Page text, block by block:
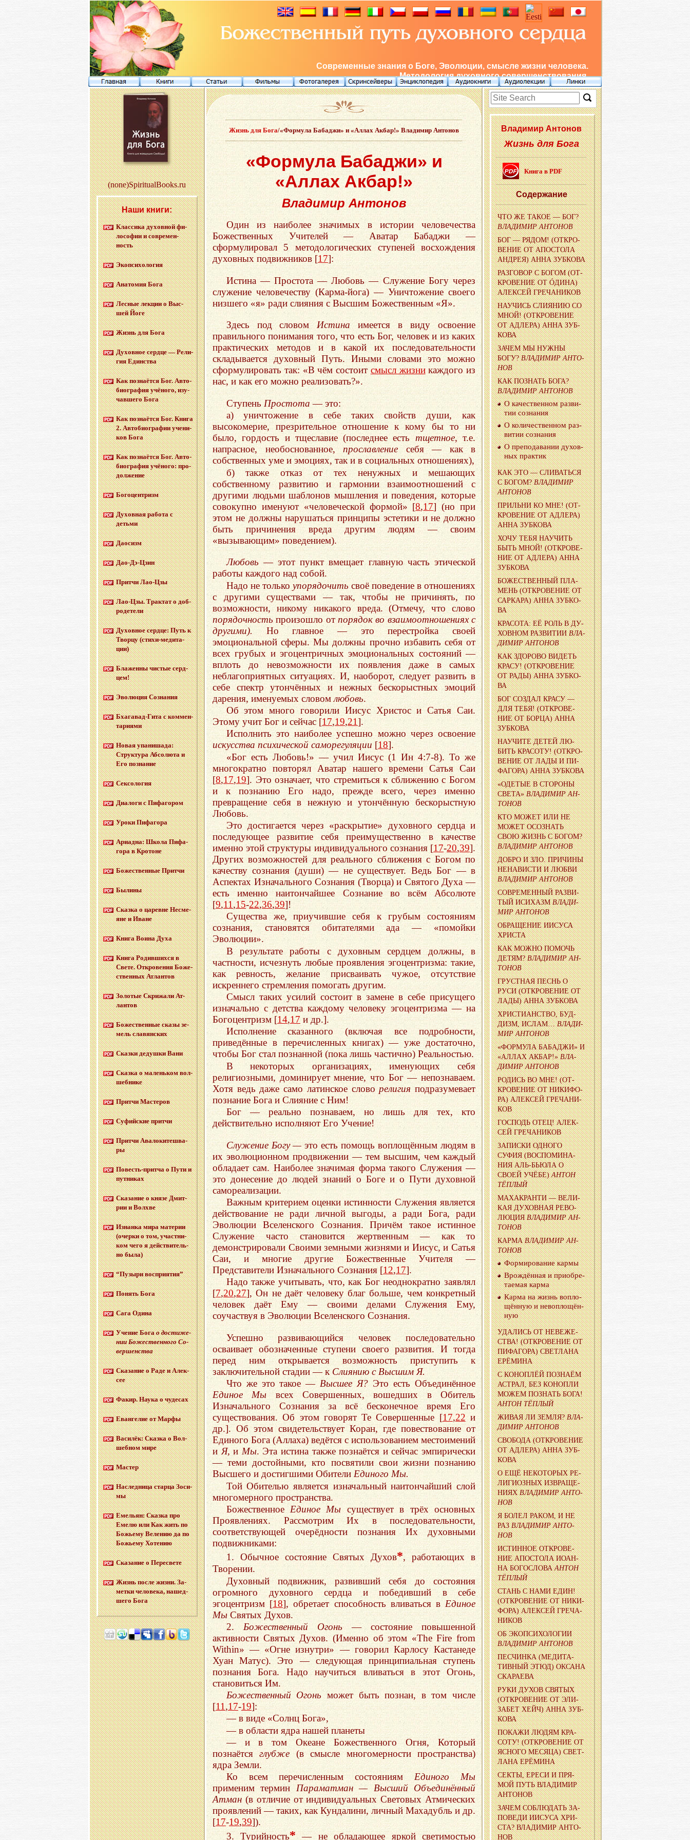
Современные знания о Боге, Эволюции, смысле жизни человека.
Методология духовного совершенствования.
Жизнь для Бога/«Формула Бабаджи» и «Аллах Акбар!» Владимир Антонов
«Формула Бабаджи» и
«Аллах Акбар!»
Владимир Антонов
Один из наиболее значимых в истории человечества
Божественных Учителей — Аватар Бабаджи —
сформулировал 5 методологических ступеней восхождения
духовных подвижников [17]:
Истина — Простота — Любовь — Служение Богу через
служение человечеству (Карма-йога) — Уничтожение своего
низшего «я» ради слияния с Высшим Божественным «Я».
Здесь под словомИстинаимеется в виду освоение
правильного понимания того, что есть Бог, человек и из каких
практических методов и в какой их последовательности
складывается духовный Путь. Иными словами это можно
сформулировать так: «В чём состоитсмысл жизникаждого из
нас, и как его можно реализовать?».
Ступень Простота— это:
а) уничтожение в себе таких свойств души, как
высокомерие, презрительное отношение к кому бы то ни
было, гордость и тщеславие (последнее естьтщетное, т.е.
напрасное, необоснованное,прославлениесебя — как в
собственных уме и эмоциях, так и в социальных отношениях),
б) также отказ от тех ненужных и мешающих
собственному развитию и гармонии взаимоотношений с
другими людьми шаблонов мышления и поведения, которые
совокупно именуют «человеческой формой» [8,17] (но при
этом не должны нарушаться принципы эстетики и не должно
быть причинения вреда другим людям — своим
«вызывающим» поведением).
Любовь— этот пункт вмещает главную часть этической
работы каждого над собой.
Надо не толькоупорядочитьсвоё поведение в отношениях
с другими существами — так, чтобы не причинять, по
возможности, никому никакого вреда. (Отмечу, что слово
порядочностьпроизошло отпорядок во взаимоотношениях с
другими).Но главное — это перестройка своей
эмоциональной сферы. Мы должны прочно избавить себя от
всех грубых и эгоцентричных эмоциональных состояний —
вплоть до невозможности их появления даже в самых
неблагоприятных ситуациях. И, наоборот, следует развить в
себе спектр утончённых и нежных бескорыстных эмоций
дарения, именуемых словомлюбовь.
Об этом много говорили Иисус Христос и Сатья Саи.
Этому учит Бог и сейчас [17,19,21].
Исполнить это наиболее успешно можно через освоение
искусства психической саморегуляции[18].
«Бог есть Любовь!» — учил Иисус (1 Ин 4:7-8). То же
многократно повторял Аватар нашего времени Сатья Саи
[8,17,19]. Это означает, что стремиться к сближению с Богом
и к познанию Его надо, прежде всего, через именно
превращение себя в нежную и утончённую бескорыстную
Любовь.
Это достигается через «раскрытие» духовного сердца и
последующее развитие себя преимущественно в качестве
именно этой структуры индивидуального сознания [17-20,39].
Других возможностей для реального сближения с Богом по
качеству сознания (души) — не существует. Ведь Бог — в
Аспектах Изначального Сознания (Творца) и Святого Духа —
есть именно наитончайшее Сознание во всём Абсолюте
[9,11,15-22,36,39]!
Существа же, приучившие себя к грубым состояниям
сознания, становятся обитателями ада — «помойки
Эволюции».
В результате работы с духовным сердцем должны, в
частности, исчезнуть любые проявления эгоцентризма: такие,
как ревность, желание присваивать чужое, отсутствие
искреннего стремления помогать другим.
Смысл таких усилий состоит в замене в себе присущего
изначально с детства каждому человеку эгоцентризма — на
Богоцентризм [14,17и др.].
Исполнение сказанного (включая все подробности,
приведённые в перечисленных книгах) — уже достаточно,
чтобы Бог стал познанной (пока лишь частично) Реальностью.
В некоторых организациях, именующих себя
религиозными, доминирует мнение, что Бог — непознаваем.
Хотя ведь даже само латинское словорелигияподразумевает
познание Бога и Слияние с Ним!
Бог — реально познаваем, но лишь для тех, кто
действительно исполняют Его Учение!
Служение Богу —это есть помощь воплощённым людям в
их эволюционном продвижении — тем высшим, чем каждый
обладает сам. Наиболее значимая форма такого Служения —
это донесение до людей знаний о Боге и о Пути духовной
самореализации.
Важным критерием оценки истинности Служения является
действование не ради личной выгоды, а ради Бога, ради
Эволюции Вселенского Сознания. Причём такое истинное
Служение часто становится жертвенным — как то
демонстрировали Своими земными жизнями и Иисус, и Сатья
Саи, и многие другие Божественные Учителя —
Представители Изначального Сознания [12,17].
Надо также учитывать, что, как Бог неоднократно заявлял
[7,20,27], Он не даёт человеку благ больше, чем конкретный
человек даёт Ему — своими делами Служения Ему,
соучаствуя в Эволюции Вселенского Сознания.
Успешно развивающийся человек последовательно
осваивает обозначенные ступени своего развития. И тогда
перед ним открывается возможность приступить к
заключительной стадии — к Слиянию с Высшим Я.
Что же это такое — Высшее Я?Это есть Объединённое
Единое Мывсех Совершенных, вошедших в Обитель
Изначального Сознания за всё бесконечное время Его
существования. Об этом говорят Те Совершенные [17,22и
др.]. Об этом свидетельствует Коран, где повествование от
Единого Бога (Аллаха) ведётся с использованием местоимений
и Я,и Мы. Эта истина также познаётся и сейчас эмпирически
— теми достойными, кто посвятили свои жизни познанию
Высшего и достигшими Обители Единого Мы.
Той Обителью является изначальный наитончайший слой
многомерного пространства.
БожественноеЕдиное Мысуществует в трёх основных
Проявлениях. Рассмотрим Их в последовательности,
соответствующей очерёдности познания Их духовными
подвижниками:
1. Обычное состояние Святых Духов*, работающих в
Творении.
Духовный подвижник, развивший себя до состояния
огромного духовного сердца и победивший в себе
эгоцентризм [18], обретает способность вливаться вЕдиное
МыСвятых Духов.
2. Божественный Огонь— состояние повышенной
активности Святых Духов. (Именно об этом «The Fire from
Within» — «Огне изнутри» — говорил Карлосу Кастанеде
Хуан Матус). Это — следующая принципиальная ступень
познания Бога. Надо научиться вливаться в этот Огонь,
становиться Им.
Божественный Огонь может быть познан, в том числе
[11,17-19]:
— в виде «Солнц Бога»,
— в области ядра нашей планеты
— и в том Океане Божественного Огня, Который
познаётсяглубже(в смысле многомерности пространства)
ядра Земли.
Ко всем перечисленным состояниямЕдиного Мы
применим терминПараматман — Высший Объединённый
Атман (в отличие от индивидуальных Световых Атмических
проявлений — таких, как Кундалини, личный Махадубль и др.
[17-19,39]).
3. Турийность*— не обладающее яркой светимостью
Вла­ди­мир Ан­то­нов
Жизнь для Бога
Книга в PDF
Со­дер­жа­ние
ЧТО ЖЕ ТАКОЕ — БОГ?
ВЛА­ДИ­МИР АН­ТО­НОВ
БОГ — РЯДОМ! (ОТ­КРО­
ВЕ­НИЕ ОТ АПО­СТО­ЛА
АН­ДРЕЯ) АННА ЗУБ­КО­ВА
РАЗ­ГО­ВОР С БОГОМ (ОТ­
КРО­ВЕ­НИЕ ОТ ÓДИНА)
АЛЕК­СЕЙ ГРЕ­ЧА­НИ­КОВ
НА­УЧИСЬ СЛИ­Я­НИЮ СО
МНОЙ! (ОТ­КРО­ВЕ­НИЕ
ОТ АД­ЛЕ­РА) АННА ЗУБ­
КО­ВА
ЗАЧЕМ МЫ НУЖНЫ
БОГУ?ВЛА­ДИ­МИР АН­ТО­
НОВ
КАК ПО­ЗНАТЬ БОГА?
ВЛА­ДИ­МИР АН­ТО­НОВ
О ка­че­ствен­ном раз­ви­
тии со­зна­ния
О ко­ли­че­ствен­ном раз­
ви­тии со­зна­ния
О пре­по­да­ва­нии ду­хов­
ных прак­тик
КАК ЭТО — СЛИ­ВАТЬ­СЯ
С БОГОМ?ВЛА­ДИ­МИР
АН­ТО­НОВ
ПРИ­ЛЬНИ КО МНЕ! (ОТ­
КРО­ВЕ­НИЕ ОТ АД­ЛЕ­РА)
АННА ЗУБ­КО­ВА
ХОЧУ ТЕБЯ НА­УЧИТЬ
БЫТЬ МНОЙ! (ОТ­КРО­ВЕ­
НИЕ ОТ АД­ЛЕ­РА) АННА
ЗУБ­КО­ВА
БО­ЖЕ­СТВЕН­НЫЙ ПЛА­
МЕНЬ (ОТ­КРО­ВЕ­НИЕ ОТ
САР­КА­РА) АННА ЗУБ­КО­
ВА
КРА­СО­ТА: ЕЁ РОЛЬ В ДУ­
ХОВ­НОМ РАЗ­ВИ­ТИИВЛА­
ДИ­МИР АН­ТО­НОВ
КАК ЗДΌРОВО ВИ­ДЕТЬ
КРАСУ! (ОТ­КРО­ВЕ­НИЕ
ОТ РАДЫ) АННА ЗУБ­КО­
ВА
БОГ СО­ЗДАЛ КРАСУ —
ДЛЯ ТЕБЯ! (ОТ­КРО­ВЕ­
НИЕ ОТ БОРЦА) АННА
ЗУБ­КО­ВА
НА­УЧИ­ТЕ ДЕТЕЙ ЛЮ­
БИТЬ КРА­СО­ТУ! (ОТ­КРО­
ВЕ­НИЕ ОТ ЛАДЫ И ПИ­
ФА­ГО­РА) АННА ЗУБ­КО­ВА
«ОДЕ­ТЫЕ В СТО­РО­НЫ
СВЕТА»ВЛА­ДИ­МИР АН­
ТО­НОВ
КТО МОЖЕТ ИЛИ НЕ
МОЖЕТ ОСО­ЗНАТЬ
СВОЮ ЖИЗНЬ С БОГОМ?
ВЛА­ДИ­МИР АН­ТО­НОВ
ДОБРО И ЗЛО. ПРИ­ЧИ­НЫ
НЕНА­ВИ­СТИ И ЛЮБВИ
ВЛА­ДИ­МИР АН­ТО­НОВ
СО­ВРЕ­МЕН­НЫЙ РАЗ­ВИ­
ТЫЙ ИС­И­ХАЗМВЛА­ДИ­
МИР АН­ТО­НОВ
ОБ­РА­ЩЕ­НИЕ ИИСУ­СА
ХРИ­СТА
КАК МОЖНО ПО­МОЧЬ
ДЕТЯМ?ВЛА­ДИ­МИР АН­
ТО­НОВ
ГРУСТ­НАЯ ПЕСНЬ О
РУСИ (ОТ­КРО­ВЕ­НИЕ ОТ
ЛАДЫ) АННА ЗУБ­КО­ВА
ХРИ­СТИ­АН­СТВО, БУД­
ДИЗМ, ИСЛАМ…ВЛА­ДИ­
МИР АН­ТО­НОВ
«ФОР­МУ­ЛА БА­БА­ДЖИ» И
«АЛЛАХ АКБАР!»ВЛА­
ДИ­МИР АН­ТО­НОВ
РО­ДИСЬ ВО МНЕ! (ОТ­
КРО­ВЕ­НИЕ ОТ НИ­КИ­ФО­
РА) АЛЕК­СЕЙ ГРЕ­ЧА­НИ­
КОВ
ГОС­ПОДЬ ОТЕЦ! АЛЕК­
СЕЙ ГРЕ­ЧА­НИ­КОВ
ЗА­ПИС­КИ ОД­НО­ГО
СУФИЯ (ВОС­ПО­МИ­НА­
НИЯ АЛЬ-БЬЮ­ЛА О
СВОЕЙ УЧЁБЕ)АНТОН
ТЁП­ЛЫЙ
МАХА­КРАН­ТИ — ВЕ­ЛИ­
КАЯ ДУ­ХОВ­НАЯ РЕ­ВО­
ЛЮ­ЦИЯВЛА­ДИ­МИР АН­
ТО­НОВ
КАРМАВЛА­ДИ­МИР АН­
ТО­НОВ
Фор­ми­ро­ва­ние кармы
Врож­дён­ная и при­об­ре­
та­е­мая карма
Карма на жизнь во­пло­
щён­ную и нево­пло­щён­
ную
УДА­ЛИСЬ ОТ НЕВЕ­ЖЕ­
СТВА! (ОТ­КРО­ВЕ­НИЕ ОТ
ПИ­ФА­ГО­РА) СВЕТ­ЛА­НА
ЕРЁ­МИ­НА
С КО­НОП­ЛЁЙ ПО­ЗНА­ЁМ
АСТ­РАЛ, БЕЗ КО­НОП­ЛИ
МОЖЕМ ПО­ЗНАТЬ БОГА!
АНТОН ТЁП­ЛЫЙ
ЖИВАЯ ЛИ ЗЕМЛЯ?ВЛА­
ДИ­МИР АН­ТО­НОВ
СВО­БО­ДА (ОТ­КРО­ВЕ­НИЕ
ОТ АД­ЛЕ­РА) АННА ЗУБ­
КО­ВА
О ЕЩЁ НЕКО­ТО­РЫХ РЕ­
ЛИ­ГИ­ОЗ­НЫХ ИЗ­ВРА­ЩЕ­
НИ­ЯХВЛА­ДИ­МИР АН­ТО­
НОВ
Я БОЛЕЛ РАКОМ, И НЕ
РАЗВЛА­ДИ­МИР АН­ТО­
НОВ
ИС­ТИН­НОЕ ОТ­КРО­ВЕ­
НИЕ АПО­СТО­ЛА ИОАН­
НА БО­ГО­СЛО­ВААНТОН
ТЁП­ЛЫЙ
СТАНЬ С НАМИ ЕДИН!
(ОТ­КРО­ВЕ­НИЕ ОТ НИ­КИ­
ФО­РА) АЛЕК­СЕЙ ГРЕ­ЧА­
НИ­КОВ
ОБ ЭКО­ПСИ­ХО­ЛО­ГИИ
ВЛА­ДИ­МИР АН­ТО­НОВ
ПЕС­ЧИН­КА (МЕ­ДИ­ТА­
ТИВ­НЫЙ ЭТЮД) ОК­СА­НА
СКА­РА­Е­ВА
РУКИ ДУХОВ СВЯ­ТЫХ
(ОТ­КРО­ВЕ­НИЕ ОТ ЭЛИ­
ЗА­БЕТ ХЕЙЧ) АННА ЗУБ­
КО­ВА
ПО­КА­ЖИ ЛЮДЯМ КРА­
СО­ТУ! (ОТ­КРО­ВЕ­НИЕ ОТ
ЯС­НО­ГО МЕ­СЯ­ЦА) СВЕТ­
ЛА­НА ЕРЁ­МИ­НА
СЕКТЫ, ЕРЕСИ И ПРЯ­
МОЙ ПУТЬ ВЛА­ДИ­МИР
АН­ТО­НОВ
ЗАЧЕМ СО­БЛЮ­ДАТЬ ЗА­
ПО­ВЕ­ДИ ИИСУ­СА ХРИ­
СТА? ВЛА­ДИ­МИР АН­ТО­
НОВ
(none)SpiritualBooks.ru
Наши книги:
Клас­си­ка ду­хов­ной фи­
ло­со­фии и со­вре­мен­
ность
Эко­пси­хо­ло­гия
Ана­то­мия Бога
Лес­ные лек­ции о Выс­
шей Йоге
Жизнь для Бога
Ду­хов­ное серд­це — Ре­ли­
гия Един­ства
Как по­зна­ёт­ся Бог. Ав­то­
био­гра­фия учё­но­го, изу­
чав­ше­го Бога
Как по­зна­ёт­ся Бог. Книга
2. Ав­то­био­гра­фии уче­ни­
ков Бога
Как по­зна­ёт­ся Бог. Ав­то­
био­гра­фия учё­но­го: про­
дол­же­ние
Бо­го­цен­тризм
Ду­хов­ная ра­бо­та с
детьми
Дао­сизм
Дао-Дэ-Цзин
Прит­чи Лао-Цзы
Лао-Цзы. Трак­тат о доб­
ро­де­те­ли
Ду­хов­ное серд­це: Путь к
Твор­цу (сти­хи-ме­ди­та­
ции)
Бла­жен­ны чи­стые серд­
цем!
Эво­лю­ция Со­зна­ния
Бха­га­вад-Ги­та с ком­мен­
та­ри­я­ми
Новая упа­ни­ша­да:
Струк­ту­ра Аб­со­лю­та и
Его по­зна­ние
Сек­со­ло­гия
Диа­ло­ги с Пи­фа­го­ром
Уроки Пи­фа­го­ра
Ари­ад­на: Школа Пи­фа­
го­ра в Кро­тоне
Бо­же­ствен­ные Прит­чи
Бы­ли­ны
Сказ­ка о ца­ревне Несме­
яне и Иване
Книга Воина Духа
Книга Ро­див­ших­ся в
Свете. От­кро­ве­ния Бо­же­
ствен­ных Ат­лан­тов
Зо­ло­тые Cкри­жа­ли Ат­
лан­тов
Бо­же­ствен­ные сказы зе­
мель сла­вян­ских
Сказ­ки де­душ­ки Вани
Сказ­ка о ма­лень­ком вол­
шеб­ни­ке
Прит­чи Ма­сте­ров
Су­фий­ские прит­чи
Прит­чи Ава­ло­ки­те­шва­
ры
По­весть-прит­ча о Пути и
пут­ни­ках
Ска­за­ние о князе Дмит­
рии и Волх­ве
Из­нан­ка мира ма­те­рии
(очер­ки о том, участ­ни­
ком чего я дей­стви­тель­
но была)
“Пу­зы­ри вос­при­я­тия”
По­нять Бога
Сага Одина
Уче­ние Богао до­сти­же­
нии Бо­же­ствен­но­го Со­
вер­шен­ства
Ска­за­ние о Раде и Алек­
сее
Факир. Наука о чу­де­сах
Еван­ге­лие от Марфы
Ва­си­лёк: Сказ­ка о Вол­
шеб­ном мире
Ма­стер
На­след­ни­ца стар­ца Зо­си­
мы
Еме­льян: Сказ­ка про
Емелю или Как жить по
Бо­жье­му Ве­ле­нию да по
Бо­жье­му Хо­те­нию
Ска­за­ние о Пе­ре­све­те
Жизнь после жизни. За­
мет­ки че­ло­ве­ка, на­шед­
ше­го Бога